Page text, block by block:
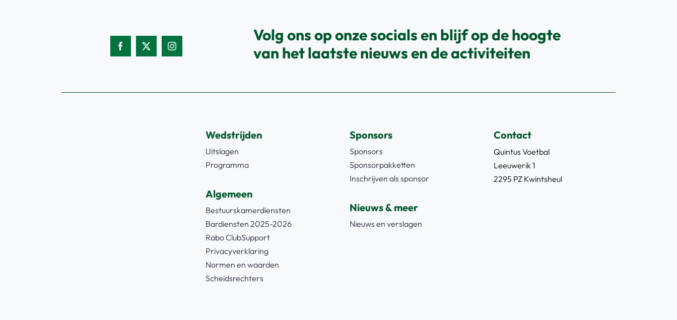
Volg ons op onze socials en blijf op de hoogte
van het laatste nieuws en de activiteiten
Wedstrijden
Uitslagen
Programma
Algemeen
Bestuurskamerdiensten
Bardiensten 2025-2026
Rabo ClubSupport
Privacyverklaring
Normen en waarden
Scheidsrechters
Sponsors
Sponsors
Sponsorpakketten
Inschrijven als sponsor
Nieuws & meer
Nieuws en verslagen
Contact
Quintus Voetbal
Leeuwerik 1
2295 PZ Kwintsheul